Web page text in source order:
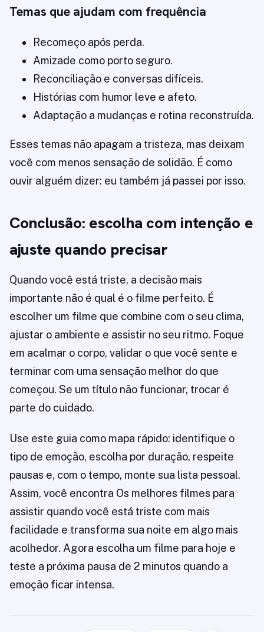
Temas que ajudam com frequência
Recomeço após perda.
Amizade como porto seguro.
Reconciliação e conversas difíceis.
Histórias com humor leve e afeto.
Adaptação a mudanças e rotina reconstruída.
Esses temas não apagam a tristeza, mas deixam
você com menos sensação de solidão. É como
ouvir alguém dizer: eu também já passei por isso.
Conclusão: escolha com intenção e
ajuste quando precisar
Quando você está triste, a decisão mais
importante não é qual é o filme perfeito. É
escolher um filme que combine com o seu clima,
ajustar o ambiente e assistir no seu ritmo. Foque
em acalmar o corpo, validar o que você sente e
terminar com uma sensação melhor do que
começou. Se um título não funcionar, trocar é
parte do cuidado.
Use este guia como mapa rápido: identifique o
tipo de emoção, escolha por duração, respeite
pausas e, com o tempo, monte sua lista pessoal.
Assim, você encontra Os melhores filmes para
assistir quando você está triste com mais
facilidade e transforma sua noite em algo mais
acolhedor. Agora escolha um filme para hoje e
teste a próxima pausa de 2 minutos quando a
emoção ficar intensa.